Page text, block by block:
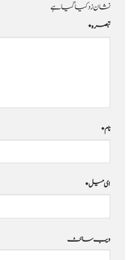
نشان زد کیا گیا ہے
تبصرہ*
نام*
ای میل*
ویب‌ سائٹ